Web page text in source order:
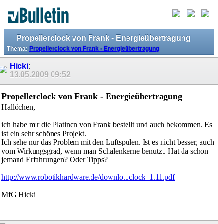
Propellerclock von Frank - Energieübertragung
Thema: Propellerclock von Frank - Energieübertragung
Hicki:
13.05.2009 09:52
Propellerclock von Frank - Energieübertragung
Hallöchen,
ich habe mir die Platinen von Frank bestellt und auch bekommen. Es
ist ein sehr schönes Projekt.
Ich sehe nur das Problem mit den Luftspulen. Ist es nicht besser, auch
vom Wirkungsgrad, wenn man Schalenkerne benutzt. Hat da schon
jemand Erfahrungen? Oder Tipps?
http://www.robotikhardware.de/downlo...clock_1.11.pdf
MfG Hicki